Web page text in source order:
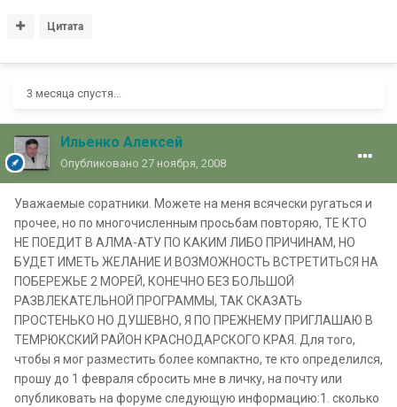
Цитата
3 месяца спустя...
Ильенко Алексей
Опубликовано 27 ноября, 2008
Уважаемые соратники. Можете на меня всячески ругаться и
прочее, но по многочисленным просьбам повторяю, ТЕ КТО
НЕ ПОЕДИТ В АЛМА-АТУ ПО КАКИМ ЛИБО ПРИЧИНАМ, НО
БУДЕТ ИМЕТЬ ЖЕЛАНИЕ И ВОЗМОЖНОСТЬ ВСТРЕТИТЬСЯ НА
ПОБЕРЕЖЬЕ 2 МОРЕЙ, КОНЕЧНО БЕЗ БОЛЬШОЙ
РАЗВЛЕКАТЕЛЬНОЙ ПРОГРАММЫ, ТАК СКАЗАТЬ
ПРОСТЕНЬКО НО ДУШЕВНО, Я ПО ПРЕЖНЕМУ ПРИГЛАШАЮ В
ТЕМРЮКСКИЙ РАЙОН КРАСНОДАРСКОГО КРАЯ. Для того,
чтобы я мог разместить более компактно, те кто определился,
прошу до 1 февраля сбросить мне в личку, на почту или
опубликовать на форуме следующую информацию:1. сколько